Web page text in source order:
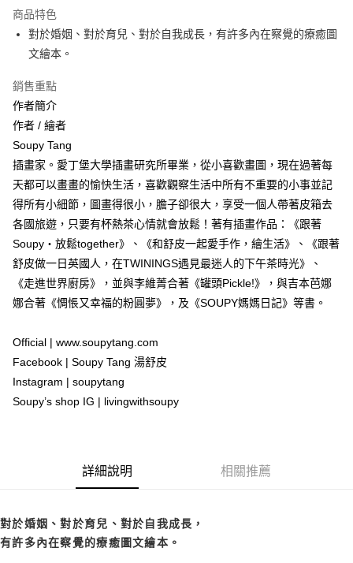
運送方式
付款後全家取貨
每筆NT$60，滿NT$499(含以上)免運費
付款後7-11取貨
每筆NT$60，滿NT$499(含以上)免運費
每筆NT$100，滿NT$499(含以上)免運費
商品特色
對於婚姻、對於育兒、對於自我成長，有許多內在察覺的療癒圖
文繪本。
銷售重點
作者簡介
作者 / 繪者
Soupy Tang
插畫家。愛丁堡大學插畫研究所畢業，從小喜歡畫圖，現在過著每
天都可以畫畫的愉快生活，喜歡觀察生活中所有不重要的小事並記
得所有小細節，圖畫得很小，膽子卻很大，享受一個人帶著皮箱去
各國旅遊，只要有杯熱茶心情就會放鬆！著有插畫作品：《跟著
Soupy‧放鬆together》、《和舒皮一起愛手作，繪生活》、《跟著
舒皮做一日英國人，在TWININGS遇見最迷人的下午茶時光》、
《走進世界廚房》，並與李維菁合著《罐頭Pickle!》，與吉本芭娜
娜合著《惆悵又幸福的粉圓夢》，及《SOUPY媽媽日記》等書。
Official | www.soupytang.com
Facebook | Soupy Tang 湯舒皮
Instagram | soupytang
Soupy’s shop IG | livingwithsoupy
詳細說明 相關推薦
對於婚姻、對於育兒、 對於自我成長，
有許多內在察覺的療癒圖文繪本。